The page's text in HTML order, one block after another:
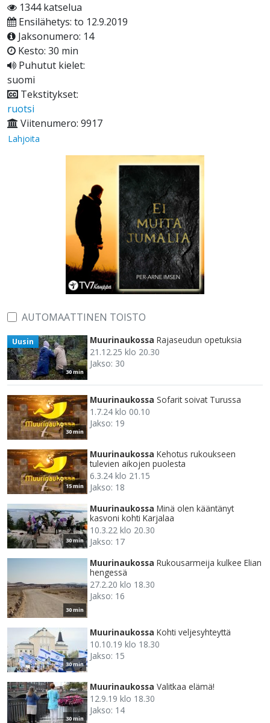
1344 katselua
Ensilähetys: to 12.9.2019
Jaksonumero: 14
Kesto: 30 min
Puhutut kielet:
suomi
Tekstitykset:
ruotsi
Viitenumero: 9917
Lahjoita
AUTOMAATTINEN TOISTO
30 min
Uusin Muurinaukossa Rajaseudun opetuksia
21.12.25 klo 20.30
Jakso: 30
30 min
Muurinaukossa Sofarit soivat Turussa
1.7.24 klo 00.10
Jakso: 19
15 min
Muurinaukossa Kehotus rukoukseen
tulevien aikojen puolesta
6.3.24 klo 21.15
Jakso: 18
30 min
Muurinaukossa Minä olen kääntänyt
kasvoni kohti Karjalaa
10.3.22 klo 20.30
Jakso: 17
30 min
Muurinaukossa Rukousarmeija kulkee Elian
hengessä
27.2.20 klo 18.30
Jakso: 16
30 min
Muurinaukossa Kohti veljesyhteyttä
10.10.19 klo 18.30
Jakso: 15
30 min
Muurinaukossa Valitkaa elämä!
12.9.19 klo 18.30
Jakso: 14